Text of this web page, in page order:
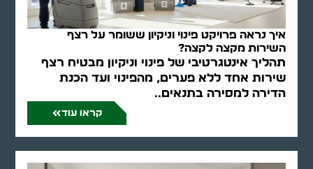
איך נראה פרויקט פינוי וניקיון ששומר על רצף
השירות מקצה לקצה?
תהליך אינטגרטיבי של פינוי וניקיון מבטיח רצף
שירות אחד ללא פערים, מהפינוי ועד הכנת
הדירה למסירה בתנאים..
קראו עוד